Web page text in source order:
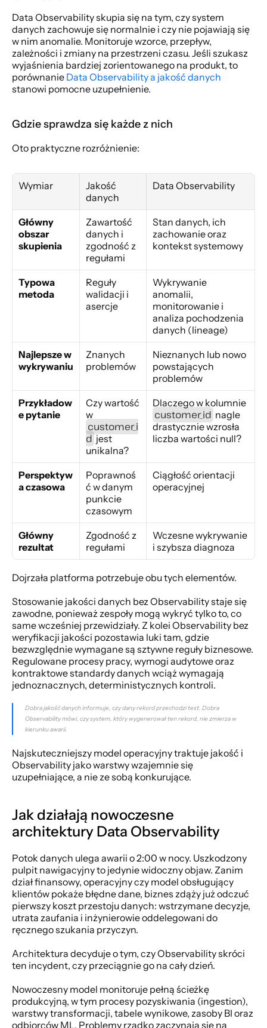
Data Observability skupia się na tym, czy system
danych zachowuje się normalnie i czy nie pojawiają się
w nim anomalie. Monitoruje wzorce, przepływ,
zależności i zmiany na przestrzeni czasu. Jeśli szukasz
wyjaśnienia bardziej zorientowanego na produkt, to
porównanie Data Observability a jakość danych
stanowi pomocne uzupełnienie.
Gdzie sprawdza się każde z nich
Oto praktyczne rozróżnienie:
Wymiar
Jakość
danych
Data Observability
Główny
obszar
skupienia
Zawartość
danych i
zgodność z
regułami
Stan danych, ich
zachowanie oraz
kontekst systemowy
Typowa
metoda
Reguły
walidacji i
asercje
Wykrywanie
anomalii,
monitorowanie i
analiza pochodzenia
danych (lineage)
Najlepsze w
wykrywaniu
Znanych
problemów
Nieznanych lub nowo
powstających
problemów
Przykładow
e pytanie
Czy wartość
customer_i
d jest
unikalna?
customer_id nagle
drastycznie wzrosła
liczba wartości null?
Perspektyw
a czasowa
Poprawnoś
ć w danym
punkcie
czasowym
Ciągłość orientacji
operacyjnej
Główny
rezultat
Zgodność z
regułami
Wczesne wykrywanie
i szybsza diagnoza
Dojrzała platforma potrzebuje obu tych elementów.
Stosowanie jakości danych bez Observability staje się
zawodne, ponieważ zespoły mogą wykryć tylko to, co
same wcześniej przewidziały. Z kolei Observability bez
weryfikacji jakości pozostawia luki tam, gdzie
bezwzględnie wymagane są sztywne reguły biznesowe.
Regulowane procesy pracy, wymogi audytowe oraz
kontraktowe standardy danych wciąż wymagają
jednoznacznych, deterministycznych kontroli.
Dobra jakość danych informuje, czy dany rekord przechodzi test. Dobra
Observability mówi, czy system, który wygenerował ten rekord, nie zmierza w
kierunku awarii.
Najskuteczniejszy model operacyjny traktuje jakość i
Observability jako warstwy wzajemnie się
uzupełniające, a nie ze sobą konkurujące.
Jak działają nowoczesne
architektury Data Observability
Potok danych ulega awarii o 2:00 w nocy. Uszkodzony
pulpit nawigacyjny to jedynie widoczny objaw. Zanim
dział finansowy, operacyjny czy model obsługujący
klientów pokaże błędne dane, biznes zdąży już odczuć
pierwszy koszt przestoju danych: wstrzymane decyzje,
utrata zaufania i inżynierowie oddelegowani do
ręcznego szukania przyczyn.
Architektura decyduje o tym, czy Observability skróci
ten incydent, czy przeciągnie go na cały dzień.
Nowoczesny model monitoruje pełną ścieżkę
produkcyjną, w tym procesy pozyskiwania (ingestion),
warstwy transformacji, tabele wynikowe, zasoby BI oraz
odbiorców ML. Problemy rzadko zaczynają się na